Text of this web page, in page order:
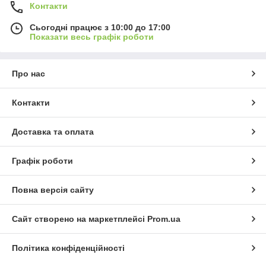
Контакти
Сьогодні працює з 10:00 до 17:00
Показати весь графік роботи
Про нас
Контакти
Доставка та оплата
Графік роботи
Повна версія сайту
Сайт створено на маркетплейсі Prom.ua
Політика конфіденційності